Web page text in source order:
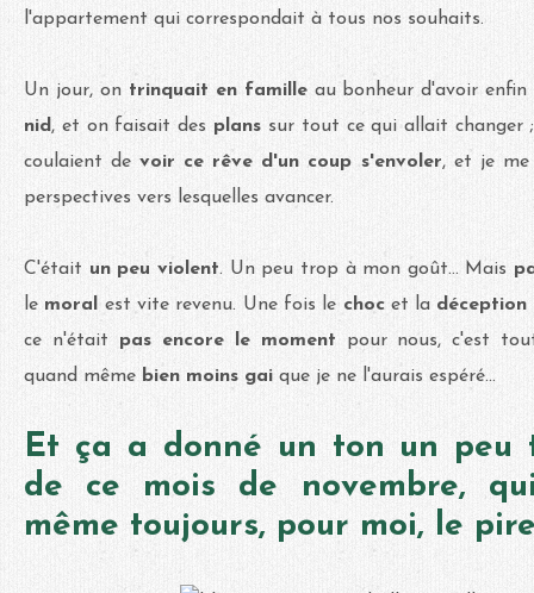
l'appartement qui correspondait à tous nos souhaits.
Un jour, on trinquait en famille au bonheur d'avoir enfin
nid , et on faisait des plans sur tout ce qui allait changer
coulaient devoir ce rêve d'un coup s'envoler, et je me
perspectives vers lesquelles avancer.
C'était un peu violent. Un peu trop à mon goût... Mais
le moral est vite revenu. Une fois le choc et la déception
ce n'était pas encore le moment pour nous, c'est
quand même bien moins gai que je ne l'aurais espéré...
Et ça a donné un ton un peu
de ce mois de novembre,
même toujours, pour moi, le